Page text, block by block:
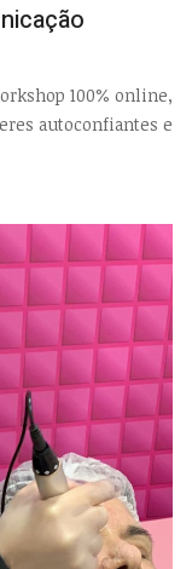
100% online,
autoconfiantes e